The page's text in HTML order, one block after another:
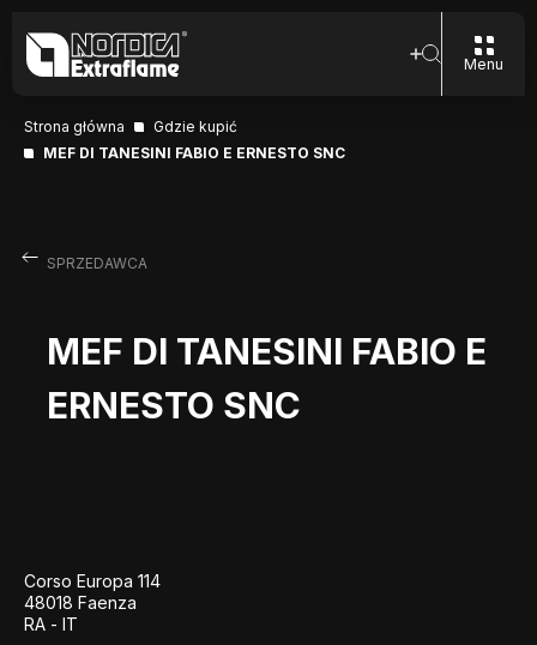
Menu
Strona główna
Gdzie kupić
MEF DI TANESINI FABIO E ERNESTO SNC
SPRZEDAWCA
MEF DI TANESINI FABIO E
ERNESTO SNC
Corso Europa 114
48018 Faenza
RA - IT